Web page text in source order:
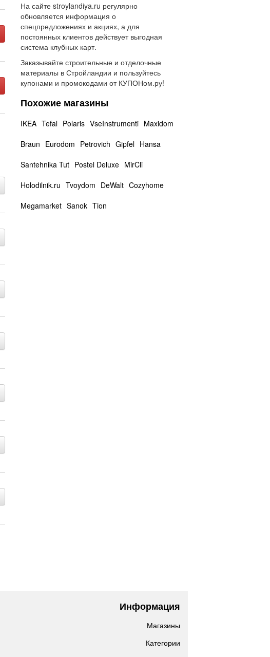
На сайте stroylandiya.ru регулярно
обновляется информация о
спецпредложениях и акциях, а для
постоянных клиентов действует выгодная
система клубных карт.
Заказывайте строительные и отделочные
материалы в Стройландии и пользуйтесь
купонами и промокодами от КУПОНом.ру!
Похожие магазины
IKEA Tefal Polaris VseInstrumenti Maxidom
Braun Eurodom Petrovich Gipfel Hansa
Santehnika Tut Postel Deluxe MirCli
Holodilnik.ru Tvoydom DeWalt Cozyhome
Megamarket Sanok Tion
Информация
Магазины
Категории